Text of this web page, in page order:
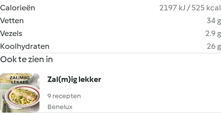
Calorieën
2197 kJ / 525 kcal
Vetten
34 g
Vezels
2.9 g
Koolhydraten
26 g
Ook te zien in
Zal(m)ig lekker
9 recepten
Benelux